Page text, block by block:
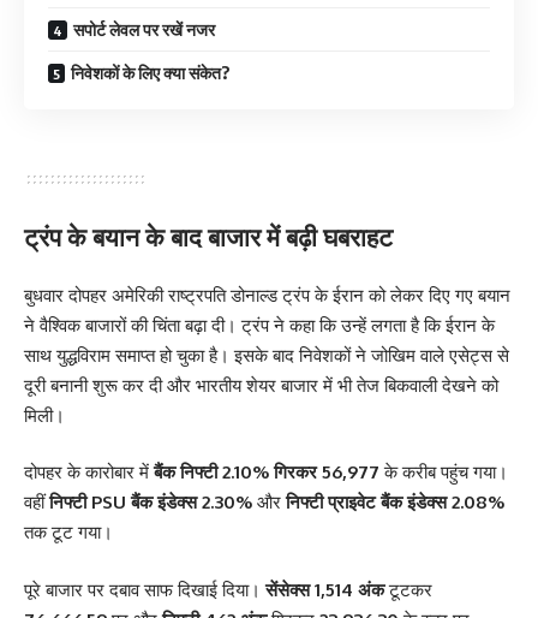
सपोर्ट लेवल पर रखें नजर
निवेशकों के लिए क्या संकेत?
ट्रंप के बयान के बाद बाजार में बढ़ी घबराहट
बुधवार दोपहर अमेरिकी राष्ट्रपति डोनाल्ड ट्रंप के ईरान को लेकर दिए गए बयान
ने वैश्विक बाजारों की चिंता बढ़ा दी। ट्रंप ने कहा कि उन्हें लगता है कि ईरान के
साथ युद्धविराम समाप्त हो चुका है। इसके बाद निवेशकों ने जोखिम वाले एसेट्स से
दूरी बनानी शुरू कर दी और भारतीय शेयर बाजार में भी तेज बिकवाली देखने को
मिली।
दोपहर के कारोबार मेंबैंक निफ्टी 2.10% गिरकर 56,977 के करीब पहुंच गया।
वहींनिफ्टी PSU बैंक इंडेक्स 2.30% औरनिफ्टी प्राइवेट बैंक इंडेक्स 2.08%
तक टूट गया।
पूरे बाजार पर दबाव साफ दिखाई दिया।सेंसेक्स 1,514 अंकटूटकर